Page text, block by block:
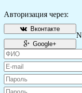
Авторизация через:
Вконтакте
Google+